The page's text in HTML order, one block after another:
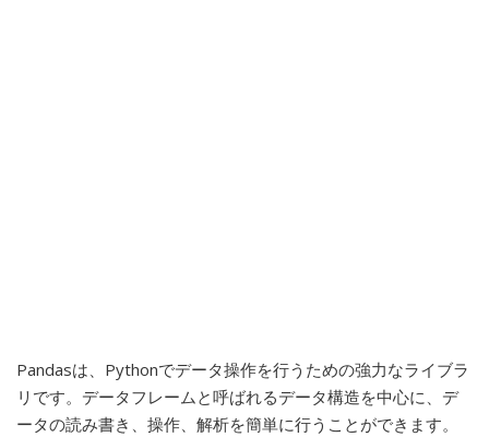
Pandasは、Pythonでデータ操作を行うための強力なライブラ
リです。データフレームと呼ばれるデータ構造を中心に、デ
ータの読み書き、操作、解析を簡単に行うことができます。